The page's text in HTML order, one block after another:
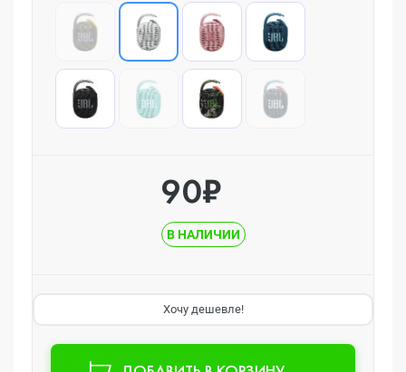
90₽
В НАЛИЧИИ
Хочу дешевле!